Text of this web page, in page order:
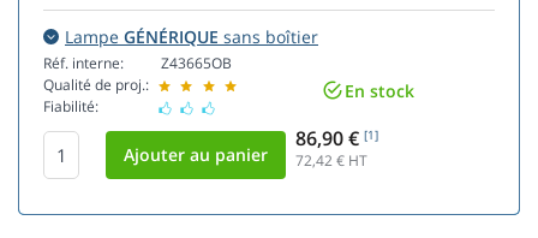
Lampe GÉNÉRIQUE sans boîtier
Réf. interne:
Qualité de proj.:
Fiabilité:
Z43665OB
En stock
86,90 € [1]
72,42€ HT